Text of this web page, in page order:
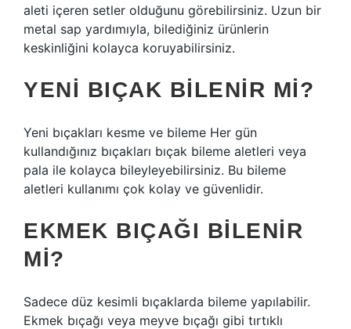
aleti içeren setler olduğunu görebilirsiniz. Uzun bir
metal sap yardımıyla, bilediğiniz ürünlerin
keskinliğini kolayca koruyabilirsiniz.
YENI BIÇAK BILENIR MI?
Yeni bıçakları kesme ve bileme Her gün
kullandığınız bıçakları bıçak bileme aletleri veya
pala ile kolayca bileyleyebilirsiniz. Bu bileme
aletleri kullanımı çok kolay ve güvenlidir.
EKMEK BIÇAĞI BILENIR
MI?
Sadece düz kesimli bıçaklarda bileme yapılabilir.
Ekmek bıçağı veya meyve bıçağı gibi tırtıklı